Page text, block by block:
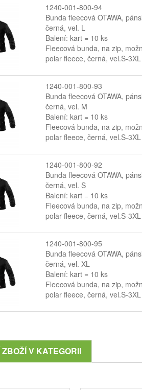
1240-001-800-94
Bunda fleecová OTAWA,
černá, vel. L
Balení: kart = 10 ks
Fleecová bunda, na zip,
polar fleece, černá, vel.S-3XL
1240-001-800-93
Bunda fleecová OTAWA,
černá, vel. M
Balení: kart = 10 ks
Fleecová bunda, na zip,
polar fleece, černá, vel.S-3XL
1240-001-800-92
Bunda fleecová OTAWA,
černá, vel. S
Balení: kart = 10 ks
Fleecová bunda, na zip,
polar fleece, černá, vel.S-3XL
1240-001-800-95
Bunda fleecová OTAWA,
černá, vel. XL
Balení: kart = 10 ks
Fleecová bunda, na zip,
polar fleece, černá, vel.S-3XL
V KATEGORII